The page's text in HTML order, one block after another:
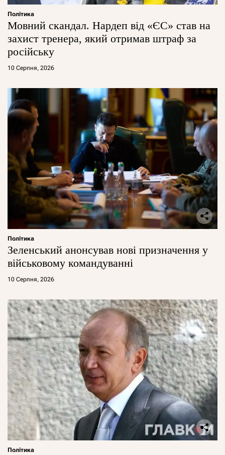
Політика
Мовний скандал. Нардеп від «ЄС» став на
захист тренера, який отримав штраф за
російську
10 Серпня, 2026
Політика
Зеленський анонсував нові призначення у
військовому командуванні
10 Серпня, 2026
Політика